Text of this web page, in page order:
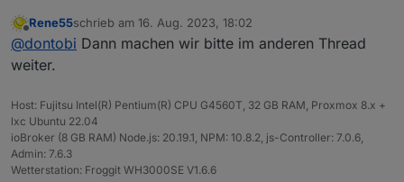
Link unten.
Und ja, es geht um den deyeidc. Mir wäre lieber die
Daten direkt vom Wechselrichter zu beziehen. Aber
Offline
Rene55schrieb am 16. Aug. 2023, 18:02
zuletzt editiert von
@dontobi Dann machen wir bitte im anderen Thread
weiter.
Host: Fujitsu Intel(R) Pentium(R) CPU G4560T, 32 GB RAM, Proxmox 8.x +
lxc Ubuntu 22.04
ioBroker (8 GB RAM) Node.js: 20.19.1, NPM: 10.8.2, js-Controller: 7.0.6,
Admin: 7.6.3
Wetterstation: Froggit WH3000SE V1.6.6